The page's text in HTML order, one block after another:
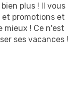
plus ! Il vous
et promotions et
mieux ! Ce n'est
ses vacances !